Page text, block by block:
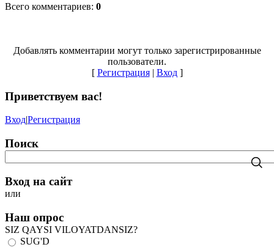
Всего комментариев: 0
Добавлять комментарии могут только зарегистрированные
пользователи.
[ Регистрация| Вход]
Приветствуем вас!
Вход|Регистрация
Поиск
Вход на сайт
или
Наш опрос
SIZ QAYSI VILOYATDANSIZ?
SUG'D